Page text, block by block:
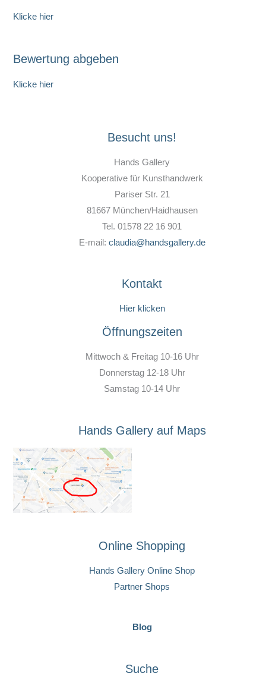
Klicke hier
Bewertung abgeben
Klicke hier
Besucht uns!
Hands Gallery
Kooperative für Kunsthandwerk
Pariser Str. 21
81667 München/Haidhausen
Tel. 01578 22 16 901
E-mail: claudia@handsgallery.de
Kontakt
Hier klicken
Öffnungszeiten
Mittwoch & Freitag 10-16 Uhr
Donnerstag 12-18 Uhr
Samstag 10-14 Uhr
Hands Gallery auf Maps
Online Shopping
Hands Gallery Online Shop
Partner Shops
Blog
Suche